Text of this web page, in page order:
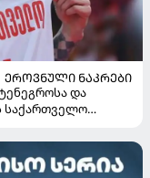
ᲔᲠᲝᲕᲜᲣᲚᲘ ᲜᲐᲙᲠᲔᲑᲘ
და
საქართველო